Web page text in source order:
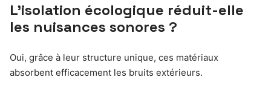
L’isolation écologique réduit-elle
les nuisances sonores ?
Oui, grâce à leur structure unique, ces matériaux
absorbent efficacement les bruits extérieurs.